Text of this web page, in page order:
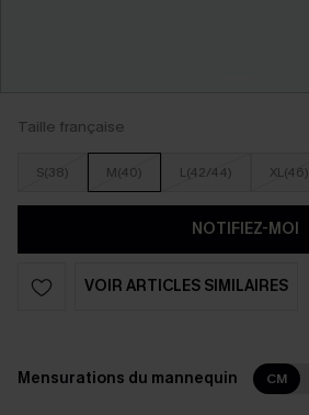
Taille française
S(38) M(40) L(42/44) XL(46)
NOTIFIEZ-MOI
VOIR ARTICLES SIMILAIRES
Mensurations du mannequin CM